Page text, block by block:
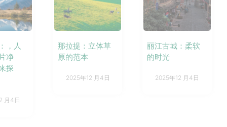
，人
净
探
月4日
那拉提：立体草
原的范本
2025年12 月4日
丽江古城：柔软
的时光
2025年12 月4日